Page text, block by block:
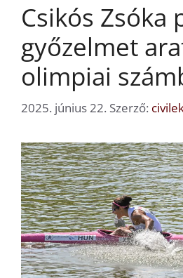
Csikós Zsóka
győzelmet
olimpiai
2025. június 22. Szerző: